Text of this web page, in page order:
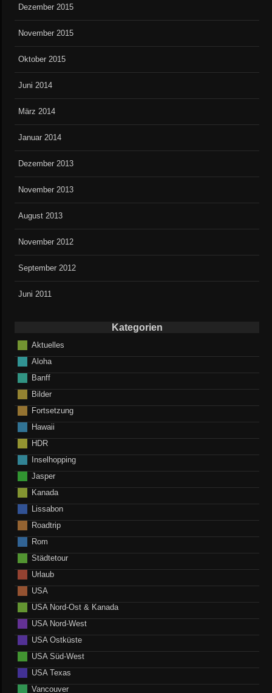
Dezember 2015
November 2015
Oktober 2015
Juni 2014
März 2014
Januar 2014
Dezember 2013
November 2013
August 2013
November 2012
September 2012
Juni 2011
Kategorien
Aktuelles
Aloha
Banff
Bilder
Fortsetzung
Hawaii
HDR
Inselhopping
Jasper
Kanada
Lissabon
Roadtrip
Rom
Städtetour
Urlaub
USA
USA Nord-Ost & Kanada
USA Nord-West
USA Ostküste
USA Süd-West
USA Texas
Vancouver